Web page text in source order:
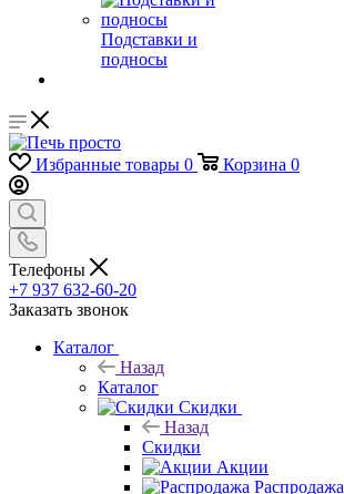
Подставки и
подносы
Избранные товары 0 Корзина 0
Телефоны
+7 937 632-60-20
Заказать звонок
Каталог
Назад
Каталог
Скидки
Назад
Скидки
Акции
Распродажа